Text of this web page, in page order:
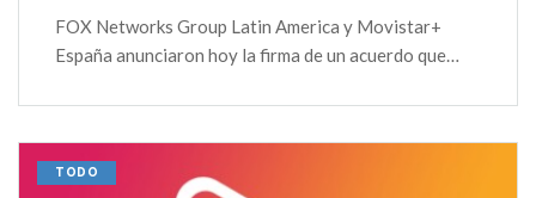
FOX Networks Group Latin America y Movistar+
España anunciaron hoy la firma de un acuerdo que…
TODO